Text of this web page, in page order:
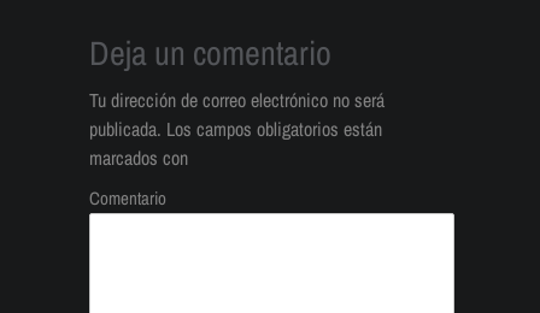
Deja un comentario
Tu dirección de correo electrónico no será
publicada. Los campos obligatorios están
marcados con
Comentario